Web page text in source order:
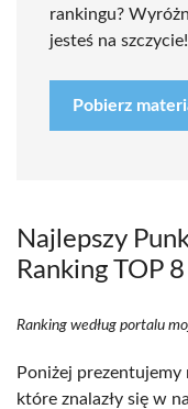
rankingu?
jesteś na szczycie!
Pobierz
Najlepszy
Ranking TOP
Ranking według portalu
Poniżej
które znalazły się w